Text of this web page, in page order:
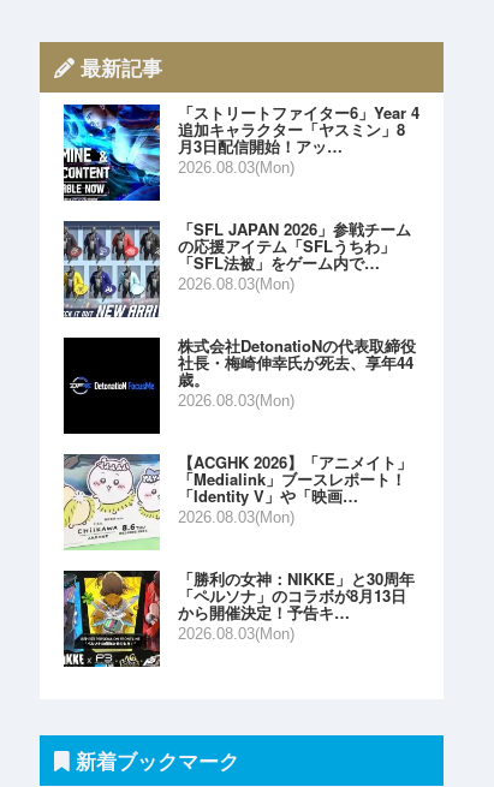
最新記事
「ストリートファイター6」Year 4
追加キャラクター「ヤスミン」8
月3日配信開始！アッ…
2026.08.03(Mon)
「SFL JAPAN 2026」参戦チーム
の応援アイテム「SFLうちわ」
「SFL法被」をゲーム内で…
2026.08.03(Mon)
株式会社DetonatioNの代表取締役
社長・梅崎伸幸氏が死去、享年44
歳。
2026.08.03(Mon)
【ACGHK 2026】「アニメイト」
「Medialink」ブースレポート！
「Identity V」や「映画…
2026.08.03(Mon)
「勝利の女神：NIKKE」と30周年
「ペルソナ」のコラボが8月13日
から開催決定！予告キ…
2026.08.03(Mon)
新着ブックマーク